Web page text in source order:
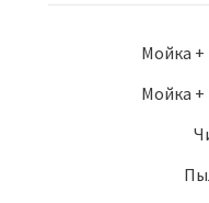
Мойка +
Мойка +